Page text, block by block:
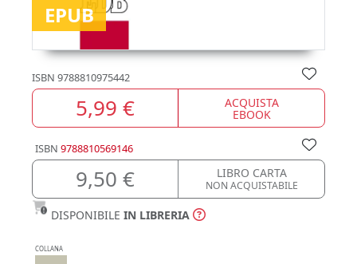
EPUB
ISBN 9788810975442
5,99 € ACQUISTA
EBOOK
ISBN 9788810569146
9,50 € LIBRO CARTA
NON ACQUISTABILE
DISPONIBILE IN LIBRERIA
COLLANA